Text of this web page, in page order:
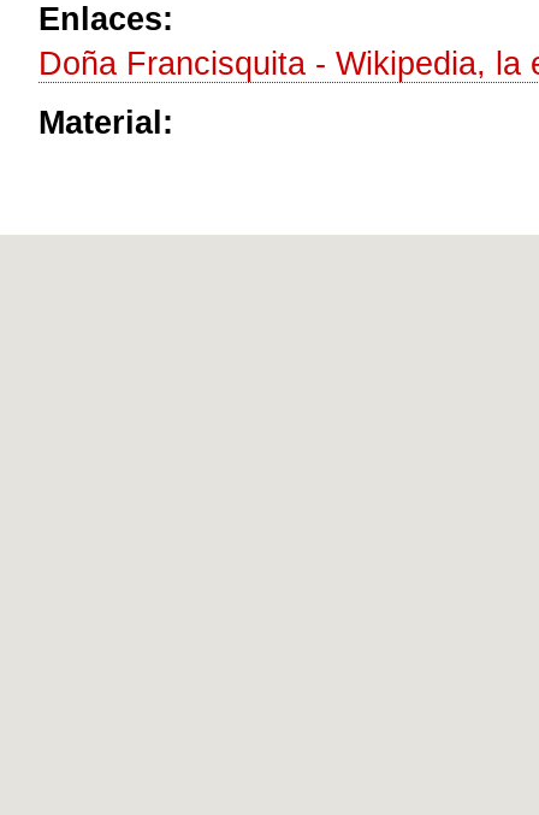
Enlaces:
Doña Francisquita - Wikipedia, la
Material: